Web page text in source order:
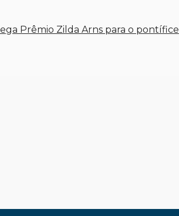
Prêmio Zilda Arns para o pontífice